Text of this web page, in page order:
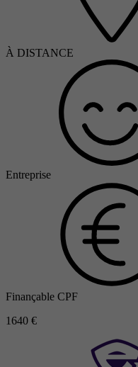
À DISTANCE
Entreprise
Finançable CPF
1640 €